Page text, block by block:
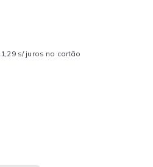
s/ juros no cartão